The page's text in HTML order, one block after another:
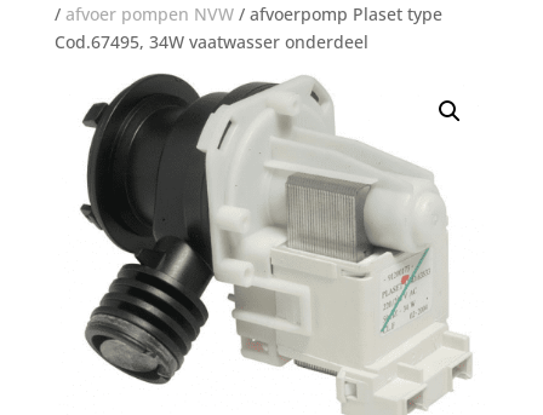
/ afvoer pompen NVW/ afvoerpomp Plaset type
Cod.67495, 34W vaatwasser onderdeel